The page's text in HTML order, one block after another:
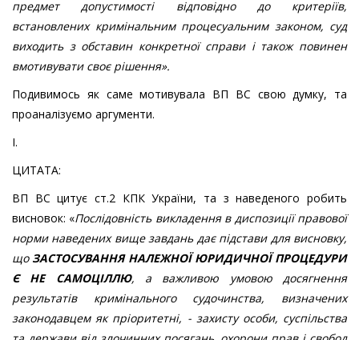
предмет допустимості відповідно до критеріїв,
встановлених кримінальним процесуальним законом, суд
виходить з обставин конкретної справи і також повинен
вмотивувати своє рішення».
Подивимось як саме мотивувала ВП ВС свою думку, та
проаналізуємо аргументи.
І.
ЦИТАТА:
ВП ВС цитує ст.2 КПК України, та з наведеного робить
висновок: «Послідовність викладення в диспозиції правової
норми наведених вище завдань дає підстави для висновку,
що ЗАСТОСУВАННЯ НАЛЕЖНОЇ ЮРИДИЧНОЇ ПРОЦЕДУРИ
Є НЕ САМОЦІЛЛЮ, а важливою умовою досягнення
результатів кримінального судочинства, визначених
законодавцем як пріоритетні, - захисту особи, суспільства